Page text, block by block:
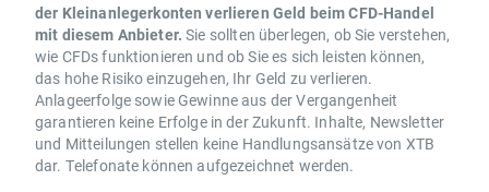
der Kleinanlegerkonten verlieren Geld beim CFD-Handel
mit diesem Anbieter. Sie sollten überlegen, ob Sie verstehen,
wie CFDs funktionieren und ob Sie es sich leisten können,
das hohe Risiko einzugehen, Ihr Geld zu verlieren.
Anlageerfolge sowie Gewinne aus der Vergangenheit
garantieren keine Erfolge in der Zukunft. Inhalte, Newsletter
und Mitteilungen stellen keine Handlungsansätze von XTB
dar. Telefonate können aufgezeichnet werden.